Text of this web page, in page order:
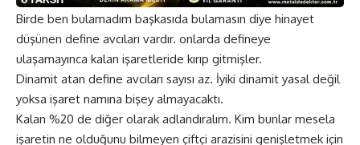
Birde ben bulamadım başkasıda bulamasın diye hinayet
düşünen define avcıları vardır. onlarda defineye
ulaşamayınca kalan işaretleride kırıp gitmişler.
Dinamit atan define avcıları sayısı az. İyiki dinamit yasal değil
yoksa işaret namına bişey almayacaktı.
Kalan %20 de diğer olarak adlandıralım. Kim bunlar mesela
işaretin ne olduğunu bilmeyen çiftçi arazisini genişletmek için